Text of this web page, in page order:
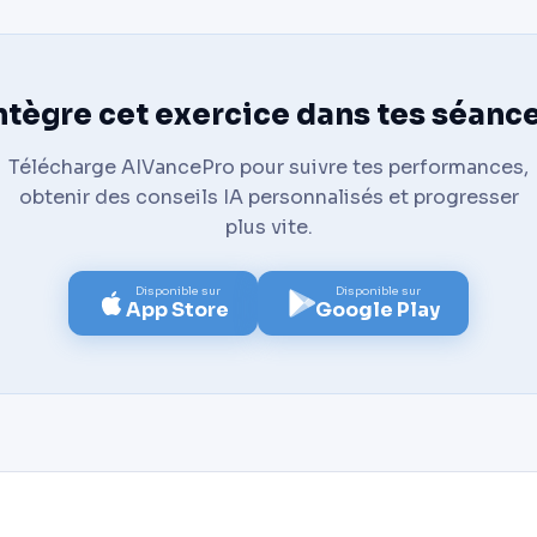
cet exercice dans tes
Télécharge AIVancePro pour suivre tes performances,
obtenir des conseils IA personnalisés et progresser
plus vite.
Disponible sur
App Store
Disponible sur
Google Play